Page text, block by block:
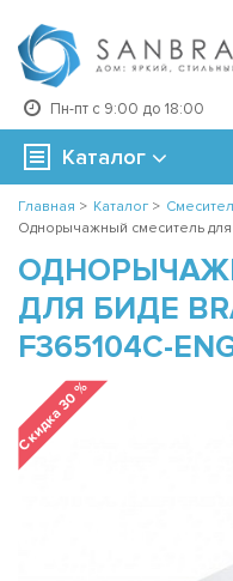
Пн-пт с 9:00 до 18:00
Каталог
Главная > Каталог >
Однорычажный смеситель для
ДЛЯ БИДЕ
F365104C-
Скидка 30 %